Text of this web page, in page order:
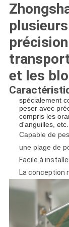
et les
spécialement
peser avec
compris les
d'anguilles, etc.
Capable de
une plage de
Facile à
La conception